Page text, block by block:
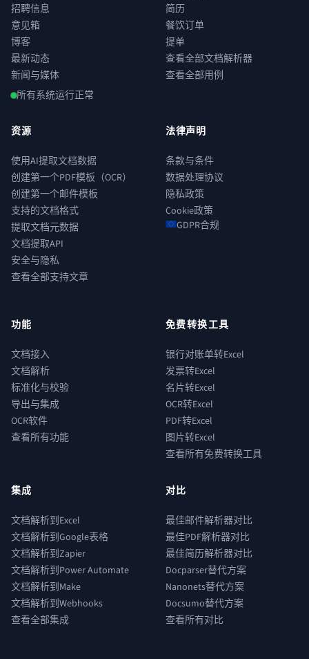
招聘信息
意见箱
博客
最新动态
新闻与媒体
所有系统运行正常
简历
餐饮订单
提单
查看全部文档解析器
查看全部用例
资源
使用AI提取文档数据
创建第一个PDF模板（OCR）
创建第一个邮件模板
支持的文档格式
提取文档元数据
文档提取API
安全与隐私
查看全部支持文章
法律声明
条款与条件
数据处理协议
隐私政策
Cookie政策
GDPR合规
功能
文档接入
文档解析
标准化与校验
导出与集成
OCR软件
查看所有功能
免费转换工具
银行对账单转Excel
发票转Excel
名片转Excel
OCR转Excel
PDF转Excel
图片转Excel
查看所有免费转换工具
集成
文档解析到Excel
文档解析到Google表格
文档解析到Zapier
文档解析到Power Automate
文档解析到Make
文档解析到Webhooks
查看全部集成
对比
最佳邮件解析器对比
最佳PDF解析器对比
最佳简历解析器对比
Docparser替代方案
Nanonets替代方案
Docsumo替代方案
查看所有对比